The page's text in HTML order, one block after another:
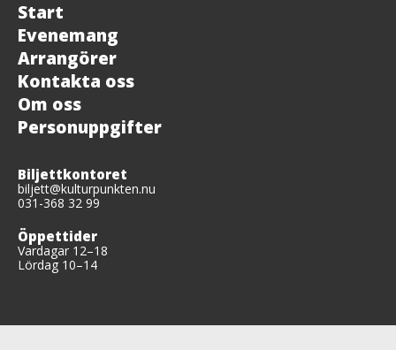
Start
Evenemang
Arrangörer
Kontakta oss
Om oss
Personuppgifter
Biljettkontoret
biljett@kulturpunkten.nu
031-368 32 99
Öppettider
Vardagar 12–18
Lördag 10–14